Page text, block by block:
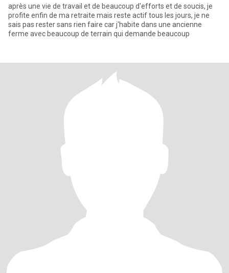
après une vie de travail et de beaucoup d'efforts et de soucis, je
profite enfin de ma retraite mais reste actif tous les jours, je ne
sais pas rester sans rien faire car j'habite dans une ancienne
ferme avec beaucoup de terrain qui demande beaucoup